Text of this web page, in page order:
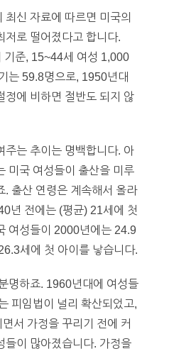
최신 자료에 따르면 미국의
저로 떨어졌다고 합니다.
기준, 15~44세 여성 1,000
는 59.8명으로, 1950년대
정에 비하면 절반도 되지 않
주는 추이는 명백합니다. 아
미국 여성들이 출산을 미루
. 출산 연령은 계속해서 올라
년 전에는 (평균) 21세에 첫
여성들이 2000년에는 24.9
세에 첫 아이를 낳습니다.
명하죠. 1960년대에 여성들
피임법이 널리 확산되었고,
서 가정을 꾸리기 전에 커
들이 많아졌습니다. 가정을